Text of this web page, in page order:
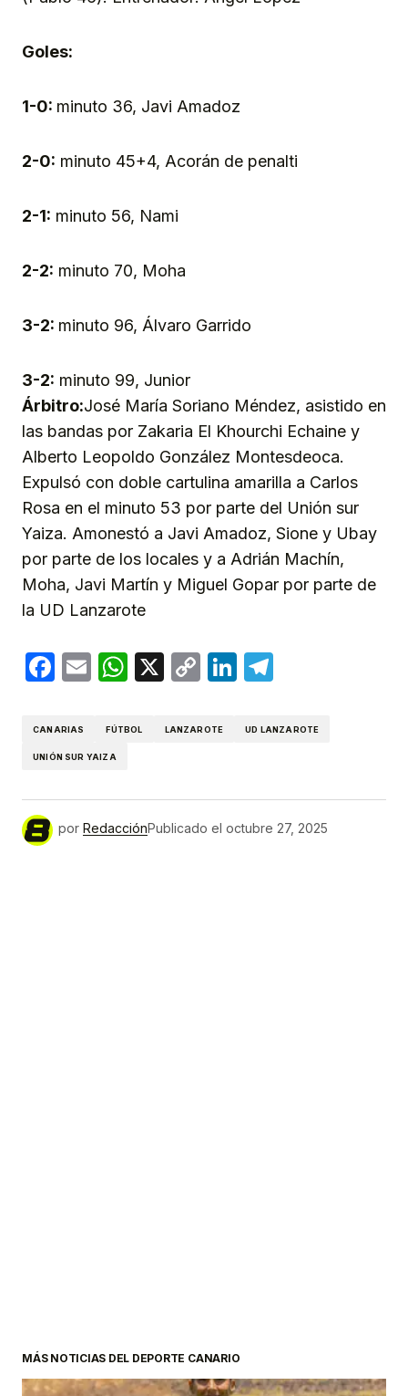
Goles:
1-0: minuto 36, Javi Amadoz
2-0: minuto 45+4, Acorán de penalti
2-1: minuto 56, Nami
2-2: minuto 70, Moha
3-2: minuto 96, Álvaro Garrido
3-2: minuto 99, Junior
Árbitro:José María Soriano Méndez, asistido en
las bandas por Zakaria El Khourchi Echaine y
Alberto Leopoldo González Montesdeoca.
Expulsó con doble cartulina amarilla a Carlos
Rosa en el minuto 53 por parte del Unión sur
Yaiza. Amonestó a Javi Amadoz, Sione y Ubay
por parte de los locales y a Adrián Machín,
Moha, Javi Martín y Miguel Gopar por parte de
la UD Lanzarote
Facebook
EmailWhatsApp
X
CopyLinkedIn
CANARIAS FÚTBOL LANZAROTE UD LANZAROTE
UNIÓN SUR YAIZA
por RedacciónPublicado el octubre 27, 2025
MÁS NOTICIAS DEL DEPORTE CANARIO